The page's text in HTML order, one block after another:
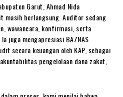
Garut, Ahmad Nida
masih berlangsung. Auditor sedang
wawancara, konfirmasi, serta
juga mengapresiasi BAZNAS
secara keuangan oleh KAP, sebagai
pengelolaan dana zakat,